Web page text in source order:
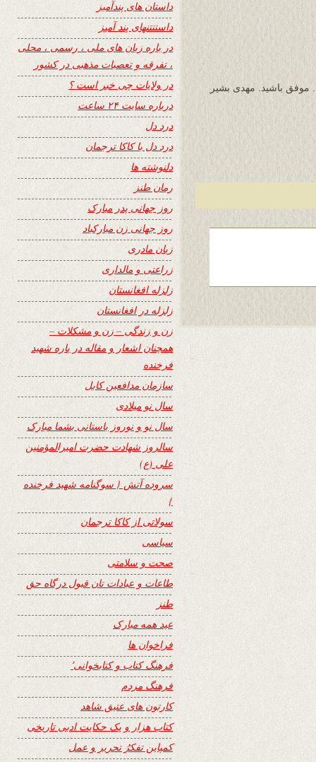
موفق باشید. مهدی بشیر
داستان های پندآمیز
داستنتنهای پند آمیز
در باره زبان های ملی ، رسمی ، محلی
، تفرقه و تعصبات مذهبی در کشور
در ولایات چی خبر است ؟
درباره سایت ۲۴ ساعت
درد دل
درد دل با کاکا ترجمان
دلنوشته ها
رمان طنز
روز جهانی پدر مبارک
روز جهانی زن مبارکباد
زبان مادری
زراعتی و مالداری
زلزله افغانستان
زلزله در افغانستان
زن و زندگی – زن و مشکلات –
همچنان اشعار و مقاله در باره شهید
فرخنده
سازمان مدافعین کابل
سال نو میلادی
سال نو و نوروز باستانی بشما مبارک
سالروز شهادت حضرت امیرالمؤمنین
علی (ع)
سروده آتش { سوگنامه شهید فرخنده
}
سولاتی از کاکا ترجمان
سیاسی
صحت و سلامتی
طاعات و عبادات تان قبول درگاه حق
طنز
عید همه مبارک
فراخوان ها
فرهنگ کتاب و کتابخوانی٬
فرهنگ مردم
کارتون های عتیق شاهد
کتاب هزار و یک حکایت ادبی تاریخی
کمپاین تفکرُ تحریر و عمل